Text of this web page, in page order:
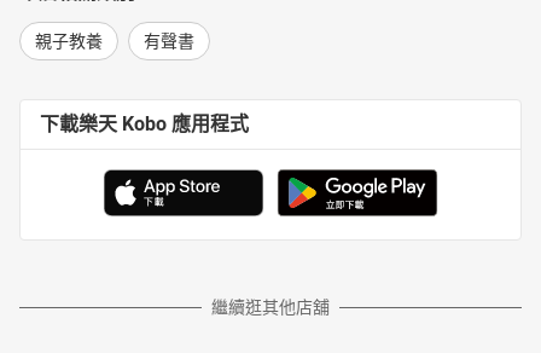
親子教養 有聲書
下載樂天 Kobo 應用程式
繼續逛其他店舖